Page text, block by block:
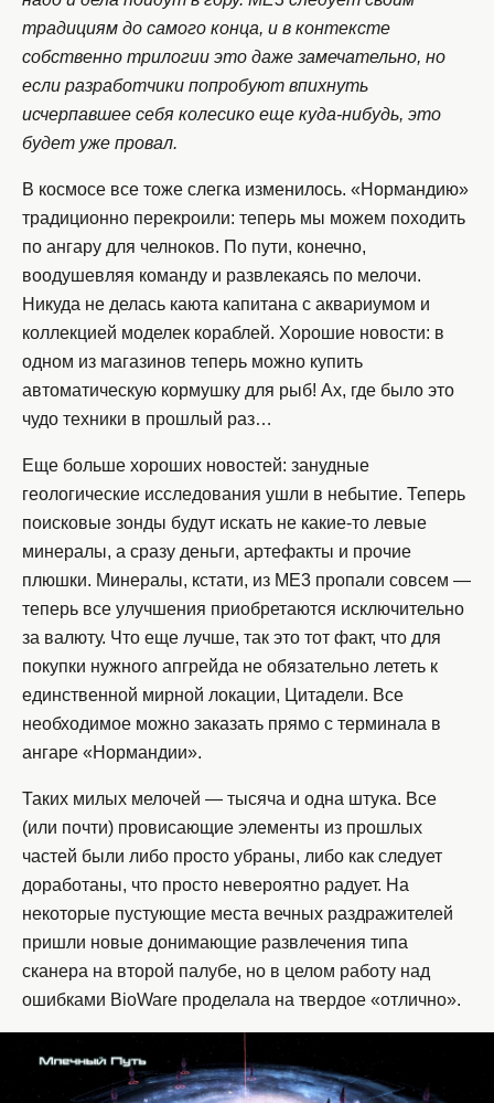
традициям до самого конца, и в контексте
собственно трилогии это даже замечательно, но
если разработчики попробуют впихнуть
исчерпавшее себя колесико еще куда-нибудь, это
будет уже провал.
В космосе все тоже слегка изменилось. «Нормандию»
традиционно перекроили: теперь мы можем походить
по ангару для челноков. По пути, конечно,
воодушевляя команду и развлекаясь по мелочи.
Никуда не делась каюта капитана с аквариумом и
коллекцией моделек кораблей. Хорошие новости: в
одном из магазинов теперь можно купить
автоматическую кормушку для рыб! Ах, где было это
чудо техники в прошлый раз…
Еще больше хороших новостей: занудные
геологические исследования ушли в небытие. Теперь
поисковые зонды будут искать не какие-то левые
минералы, а сразу деньги, артефакты и прочие
плюшки. Минералы, кстати, из ME3 пропали совсем —
теперь все улучшения приобретаются исключительно
за валюту. Что еще лучше, так это тот факт, что для
покупки нужного апгрейда не обязательно лететь к
единственной мирной локации, Цитадели. Все
необходимое можно заказать прямо с терминала в
ангаре «Нормандии».
Таких милых мелочей — тысяча и одна штука. Все
(или почти) провисающие элементы из прошлых
частей были либо просто убраны, либо как следует
доработаны, что просто невероятно радует. На
некоторые пустующие места вечных раздражителей
пришли новые донимающие развлечения типа
сканера на второй палубе, но в целом работу над
ошибками BioWare проделала на твердое «отлично».